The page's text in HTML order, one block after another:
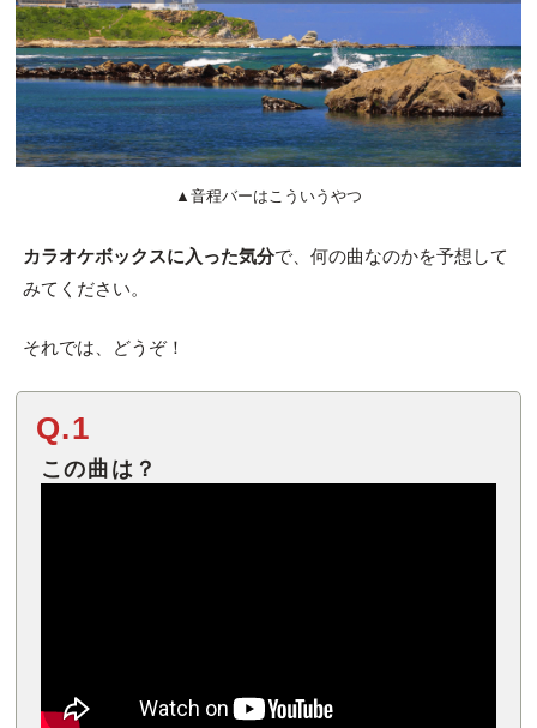
▲音程バーはこういうやつ
カラオケボックスに入った気分で、何の曲なのかを予想して
みてください。
それでは、どうぞ！
Q.1